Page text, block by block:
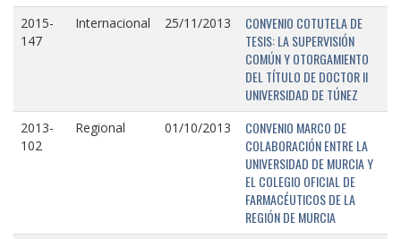
2015-
147
Internacional 25/11/2013
CONVENIO COTUTELA DE
TESIS: LA SUPERVISIÓN
COMÚN Y OTORGAMIENTO
DEL TÍTULO DE DOCTOR II
UNIVERSIDAD DE TÚNEZ
2013-
102
Regional 01/10/2013
CONVENIO MARCO DE
COLABORACIÓN ENTRE LA
UNIVERSIDAD DE MURCIA Y
EL COLEGIO OFICIAL DE
FARMACÉUTICOS DE LA
REGIÓN DE MURCIA